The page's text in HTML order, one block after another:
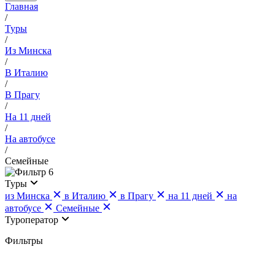
Главная
/
Туры
/
Из Минска
/
В Италию
/
В Прагу
/
На 11 дней
/
На автобусе
/
Семейные
6
Туры
из Минска
в Италию в Прагу на 11 дней
на
автобусе
Семейные
Туроператор
Фильтры